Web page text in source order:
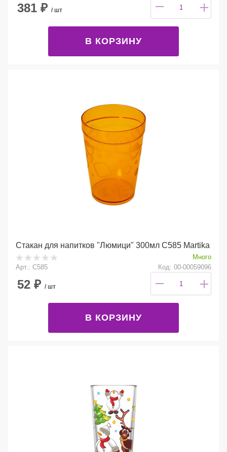
381 ₽ / шт
В КОРЗИНУ
Стакан для напитков "Люмици" 300мл С585 Martika
Много
Арт.: С585
Код: 00-00059096
52 ₽ / шт
В КОРЗИНУ